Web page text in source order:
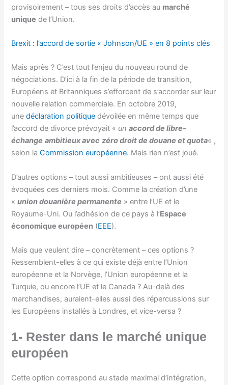
provisoirement – tous ses droits d’accès au marché
unique de l’Union.
Brexit : l’accord de sortie « Johnson/UE » en 8 points clés
Mais après ? C’est tout l’enjeu du nouveau round de
négociations. D’ici à la fin de la période de transition,
Européens et Britanniques s’efforcent de s’accorder sur leur
nouvelle relation commerciale. En octobre 2019,
unedéclaration politique dévoilée en même temps que
l’accord de divorce prévoyait « unaccord de libre-
échange ambitieux avec zéro droit de douane et quota« ,
selon laCommission européenne. Mais rien n’est joué.
D’autres options – tout aussi ambitieuses – ont aussi été
évoquées ces derniers mois. Comme la création d’une
«union douanière permanente » entre l’UE et le
Royaume-Uni. Ou l’adhésion de ce pays à l’Espace
économique européen (EEE).
Mais que veulent dire – concrètement – ces options ?
Ressemblent-elles à ce qui existe déjà entre l’Union
européenne et la Norvège, l’Union européenne et la
Turquie, ou encore l’UE et le Canada ? Au-delà des
marchandises, auraient-elles aussi des répercussions sur
les Européens installés à Londres, et vice-versa ?
1- Rester dans le marché unique
européen
Cette option correspond au stade maximal d’intégration,